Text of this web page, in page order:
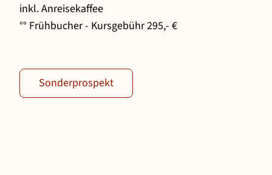
inkl. Anreisekaffee
°° Frühbucher - Kursgebühr 295,- €
Sonderprospekt